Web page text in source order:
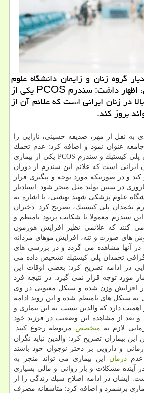
گروه زنان و زایمان دانشگاه علوم
پزشكی شهید بهشتی، اظهار داشت: سندرم PCOS یكی از
در زنان ایرانی است كه علائم آن از
بروز كند.
به نقل از مهر، صدیقه حسینی، نازایی را
عنوان نمود و اضافه كرد: عدم تخمك
گذاری در زمینه تخمدان پلی كیستیك و سندرم PCOS یكی از بیماری
ایرانی است كه علائم این سندرم از دوران
كند و در صورتیكه مورد توجه و پیگیری قرار
در سنین تولید مثل منجر شود. استادیار
علوم پزشكی شهید بهشتی، با اشاره به
تخمدان پلی كیستیك، تصریح كرد: دختران
این سندرم معمولا با شكایت پریود نامنظم و
كنند كه علائمی نظیر افزایش هورمون
های صورت و تنه، افزایش موهای مردانه
آنها مشاهده می گردد و در بررسی های
تخمدان پلی كیستیك تشخیص داده می
در ادامه تصریح كرد: بعضی اوقات این
مورد توجه قرار نمی گیرد. در نتیجه فرد
افزایش وزن شده و سیكل معیوبی در وی
به سیكل های نامنظم شده و این روند ادامه
اهمیت دارد كه والدین نسبت به این بیماری و
و بعد از مشاهده این وضعیت در فرزند خود
لازم به متخصص مربوطه رجوع كنند.
بیماران تصریح كرد: والدین نباید نگران
و دارویی بر دختر نوجوان خود باشند
عدمدرمان این بیماری می تواند منجر به
آینده مشكلات و بار روانی و مالی بسیاری
ایشان در ادامه اصلاح سبك زندگی را از
برشمرد و اضافه كرد: متاسفانه مصرف